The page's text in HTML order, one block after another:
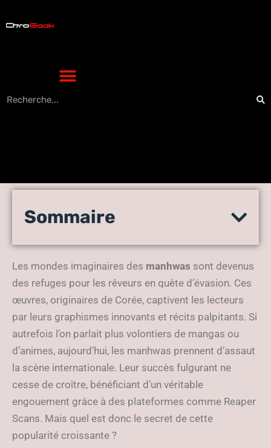
L’univers mystérieux des
captivants de Reaper Scans
Sommaire
Les mondes imaginaires des manhwas sont devenus
des refuges pour les rêveurs en quête d’évasion. Ces
œuvres, originaires de Corée, captivent les lecteurs
par leurs graphismes innovants et récits palpitants. Si
autrefois l’on parlait plus volontiers de mangas ou
d’animes, aujourd’hui, les manhwas prennent d’assaut
la scène internationale. Leur succès fulgurant ne
cesse de croître, bénéficiant d’un véritable
engouement grâce à des plateformes comme Reaper
Scans. Mais quel est donc le secret de cette
popularité croissante ?